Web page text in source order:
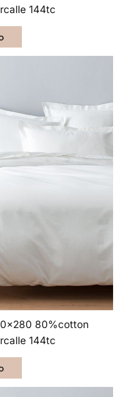
144tc
80%cotton
144tc